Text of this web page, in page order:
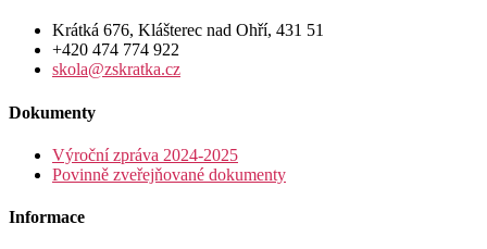
Krátká 676, Klášterec nad Ohří, 431 51
+420 474 774 922
skola@zskratka.cz
Dokumenty
Výroční zpráva 2024-2025
Povinně zveřejňované dokumenty
Informace